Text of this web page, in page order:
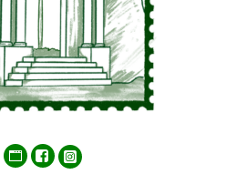
WebFacebook
Twitter